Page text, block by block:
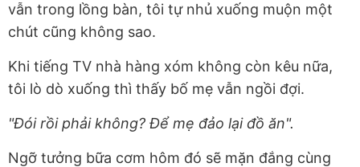
vẫn trong lồng bàn, tôi tự nhủ xuống muộn một
chút cũng không sao.
Khi tiếng TV nhà hàng xóm không còn kêu nữa,
tôi lò dò xuống thì thấy bố mẹ vẫn ngồi đợi.
"Đói rồi phải không? Để mẹ đảo lại đồ ăn".
Ngỡ tưởng bữa cơm hôm đó sẽ mặn đắng cùng